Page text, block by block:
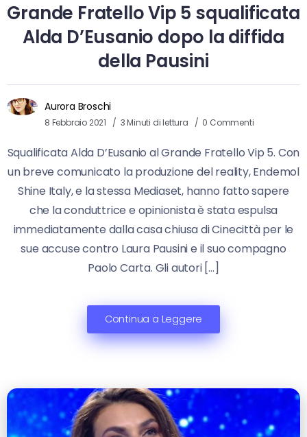
Grande Fratello Vip 5 squalificata
Alda D’Eusanio dopo la diffida
della Pausini
Aurora Broschi
8 Febbraio 2021 3 Minuti di lettura 0 Commenti
Squalificata Alda D’Eusanio al Grande Fratello Vip 5. Con
un breve comunicato la produzione del reality, Endemol
Shine Italy, e la stessa Mediaset, hanno fatto sapere
che la conduttrice e opinionista è stata espulsa
immediatamente dalla casa chiusa di Cinecittà per le
sue accuse contro Laura Pausini e il suo compagno
Paolo Carta. Gli autori […]
Continua a Leggere